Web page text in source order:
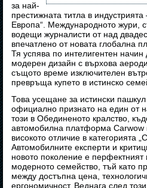
за най-
престижната титла в
Европа“. Международното жури,
водещи журналисти от над
впечатлено от новата глобална
Тя успява по интелигентен
модерен дизайн с върхова
същото време изключителен
превръща купето в истинско
Това усещане за истински
официално признато на един от
този в Обединеното кралство,
автомобилна платформа Carwow
високото отличие в категорията
Автомобилните експерти и
новото поколение е перфектният
модерното семейство, тъй като
между достъпна цена,
ергономичност. Веднага след